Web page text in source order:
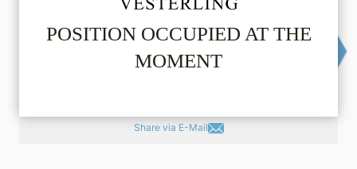
POSITION OCCUPIED AT THE
MOMENT
Share via E-Mail